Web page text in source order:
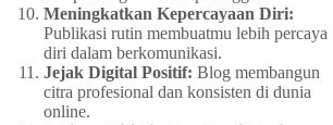
Meningkatkan Kepercayaan Diri:
Publikasi rutin membuatmu lebih percaya
diri dalam berkomunikasi.
Jejak Digital Positif: Blog membangun
citra profesional dan konsisten di dunia
online.